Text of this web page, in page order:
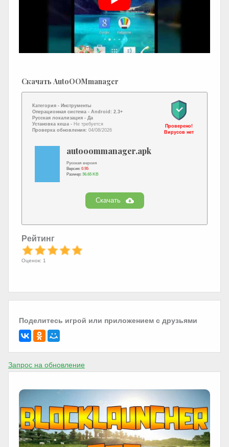
Скачать AutoOOMmanager
Категория - Инструменты
Операционная система - Android: 2.3+
Русская локализация - Да
Установка кеша - Не требуется
Проверка обновления: 04/08/2026
Проверено!
Вирусов нет
autooommanager.apk
Русская версия
Версия: 0.95
Размер: 36.65 KB
Скачать
Рейтинг
Оценок: 1
Поделитесь игрой или приложением с друзьями
Запрос на обновление